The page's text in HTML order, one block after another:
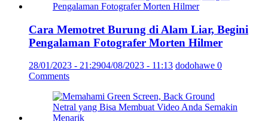
Cara Memotret Burung di Alam Liar, Begini
Pengalaman Fotografer Morten Hilmer
28/01/2023 - 21:2904/08/2023 - 11:13 dodohawe 0
Comments